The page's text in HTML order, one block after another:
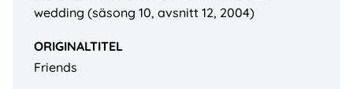
wedding (säsong 10, avsnitt 12, 2004)
ORIGINALTITEL
Friends